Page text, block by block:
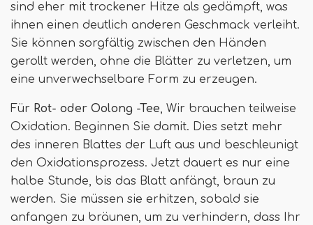
sind eher mit trockener Hitze als gedämpft, was
ihnen einen deutlich anderen Geschmack verleiht.
Sie können sorgfältig zwischen den Händen
gerollt werden, ohne die Blätter zu verletzen, um
eine unverwechselbare Form zu erzeugen.
Für Rot- oder Oolong -Tee, Wir brauchen teilweise
Oxidation. Beginnen Sie damit. Dies setzt mehr
des inneren Blattes der Luft aus und beschleunigt
den Oxidationsprozess. Jetzt dauert es nur eine
halbe Stunde, bis das Blatt anfängt, braun zu
werden. Sie müssen sie erhitzen, sobald sie
anfangen zu bräunen, um zu verhindern, dass Ihr